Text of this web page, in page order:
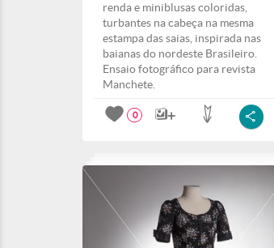
renda e miniblusas coloridas,
turbantes na cabeça na mesma
estampa das saias, inspirada nas
baianas do nordeste Brasileiro.
Ensaio fotográfico para revista
Manchete.
0